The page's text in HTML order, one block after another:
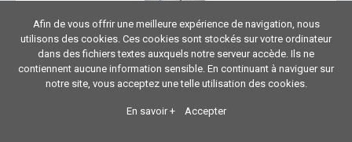
Afin de vous offrir une meilleure expérience de navigation, nous
utilisons des cookies. Ces cookies sont stockés sur votre ordinateur
dans des fichiers textes auxquels notre serveur accède. Ils ne
contiennent aucune information sensible. En continuant à naviguer sur
notre site, vous acceptez une telle utilisation des cookies.
En savoir + Accepter